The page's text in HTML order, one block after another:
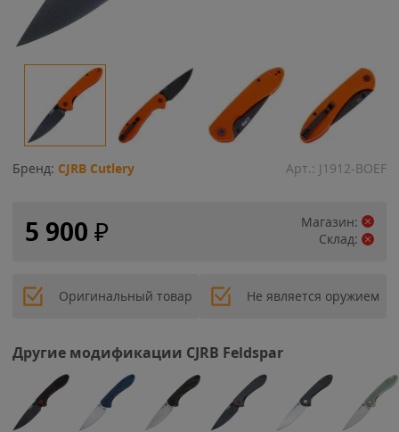
Бренд: CJRB Cutlery Арт.: J1912-BOEF
5 900 ₽
Магазин:
Склад:
Оригинальный товар Не является оружием
Другие модификации CJRB Feldspar